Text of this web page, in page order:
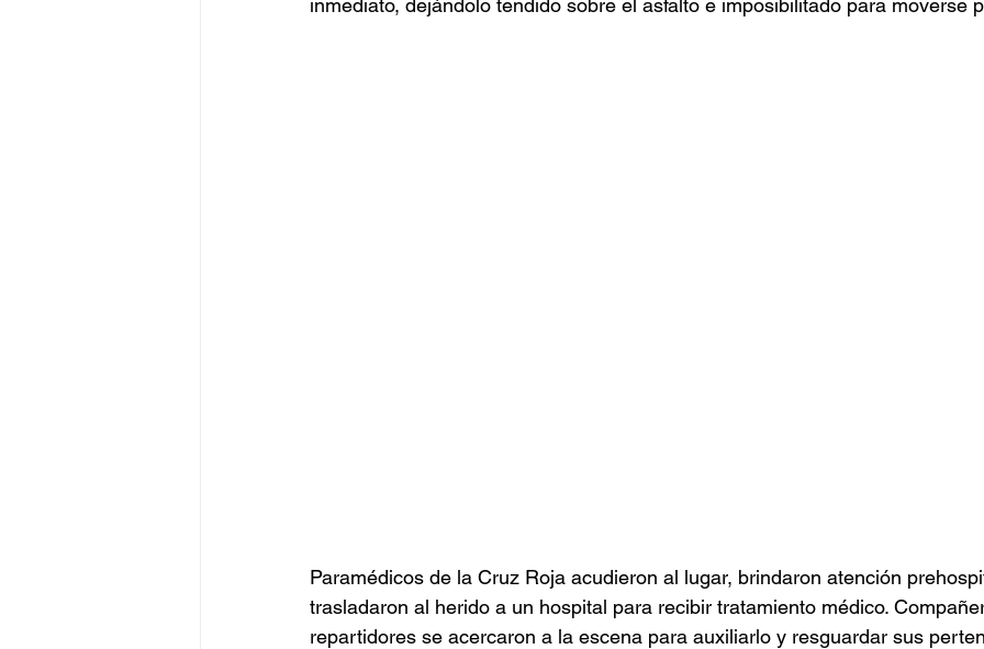
inmediato, dejándolo tendido sobre el asfalto e imposibilitado para moverse
Paramédicos de la Cruz Roja acudieron al lugar, brindaron atención
trasladaron al herido a un hospital para recibir tratamiento médico.
repartidores se acercaron a la escena para auxiliarlo y resguardar sus